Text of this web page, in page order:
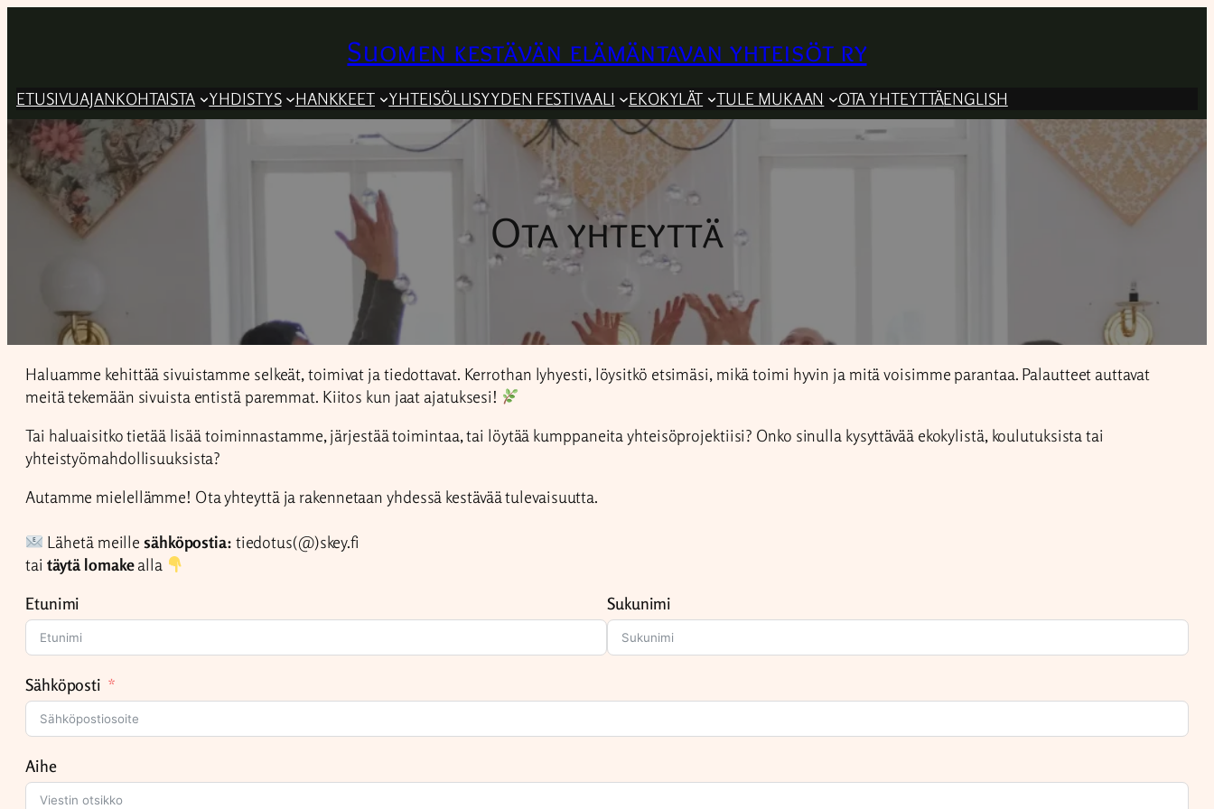
Suomen kestävän elämäntavan yhteisöt ry
ETUSIVUAJANKOHTAISTA YHDISTYS HANKKEET YHTEISÖLLISYYDEN FESTIVAALI EKOKYLÄT TULE MUKAAN OTA YHTEYTTÄENGLISH
Ota yhteyttä
Haluamme kehittää sivuistamme selkeät, toimivat ja tiedottavat. Kerrothan lyhyesti, löysitkö etsimäsi, mikä toimi hyvin ja mitä voisimme parantaa. Palautteet auttavat
meitä tekemään sivuista entistä paremmat. Kiitos kun jaat ajatuksesi!
Tai haluaisitko tietää lisää toiminnastamme, järjestää toimintaa, tai löytää kumppaneita yhteisöprojektiisi? Onko sinulla kysyttävää ekokylistä, koulutuksista tai
yhteistyömahdollisuuksista?
Autamme mielellämme! Ota yhteyttä ja rakennetaan yhdessä kestävää tulevaisuutta.
Lähetä meille sähköpostia: tiedotus(@)skey.fi
tai täytä lomakealla
Etunimi
Sukunimi
Sähköposti
Aihe